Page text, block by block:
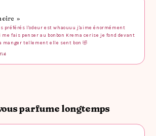
»
préférés l'odeur est whaouuu j'aime énormément
fais penser au bonbon Krema cerise je fond devant
manger tellement elle sent bon 🤣
parfume longtemps